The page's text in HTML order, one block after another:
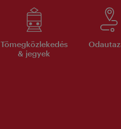
Tömegközlekedés
& jegyek